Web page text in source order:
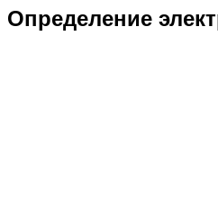
Определение